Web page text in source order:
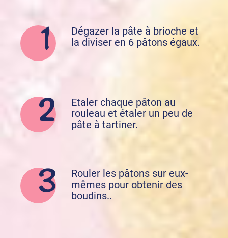
Dégazer la pâte à brioche et
la diviser en 6 pâtons égaux.
Etaler chaque pâton au
rouleau et étaler un peu de
pâte à tartiner.
Rouler les pâtons sur eux-
mêmes pour obtenir des
boudins..